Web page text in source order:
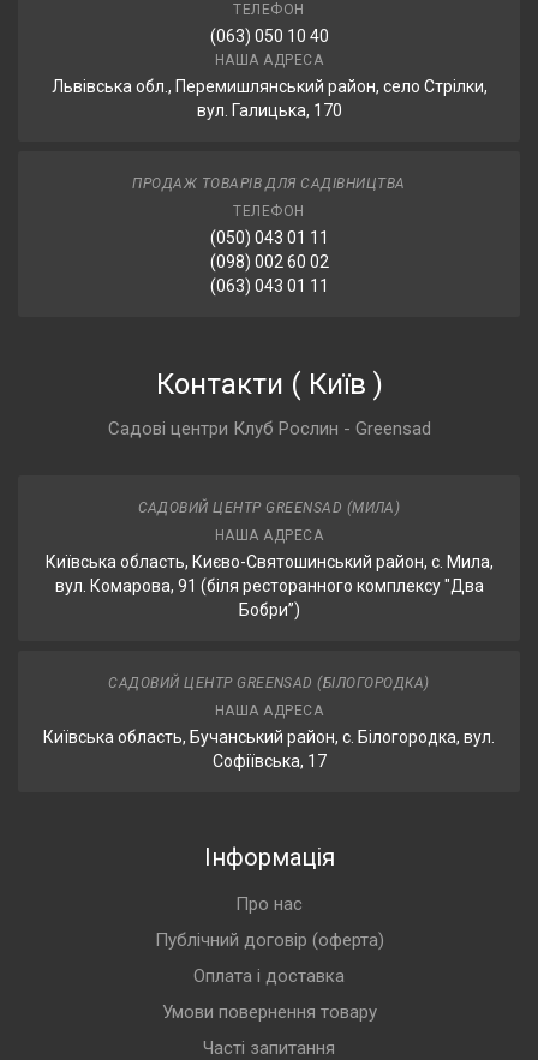
ТЕЛЕФОН
(063) 050 10 40
НАША АДРЕСА
Львівська обл., Перемишлянський район, село Стрілки,
вул. Галицька, 170
ПРОДАЖ ТОВАРІВ ДЛЯ САДІВНИЦТВА
ТЕЛЕФОН
(050) 043 01 11
(098) 002 60 02
(063) 043 01 11
Контакти ( Київ )
Садові центри Клуб Рослин - Greensad
САДОВИЙ ЦЕНТР GREENSAD (МИЛА)
НАША АДРЕСА
Київська область, Києво-Святошинський район, с. Мила,
вул. Комарова, 91 (біля ресторанного комплексу "Два
Бобри”)
САДОВИЙ ЦЕНТР GREENSAD (БІЛОГОРОДКА)
НАША АДРЕСА
Київська область, Бучанський район, с. Білогородка, вул.
Софіївська, 17
Інформація
Про нас
Публічний договір (оферта)
Оплата і доставка
Умови повернення товару
Часті запитання